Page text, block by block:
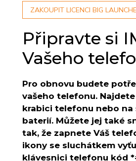
ZAKOUPIT LICENCI BIG
Připravte si
Vašeho
Pro obnovu budete
vašeho telefonu.
krabici telefonu nebo
baterií. Můžete jej také
tak, že zapnete Váš
ikony se sluchátkem
klávesnici telefonu kód